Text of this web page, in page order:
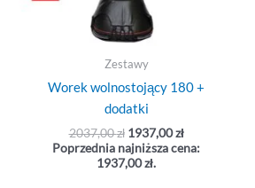
Zestawy
Worek wolnostojący 180 +
dodatki
2037,00zł 1937,00zł
Poprzednia najniższa cena:
1937,00zł.